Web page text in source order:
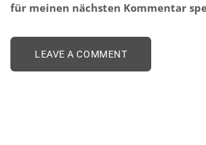
für meinen nächsten Kommentar